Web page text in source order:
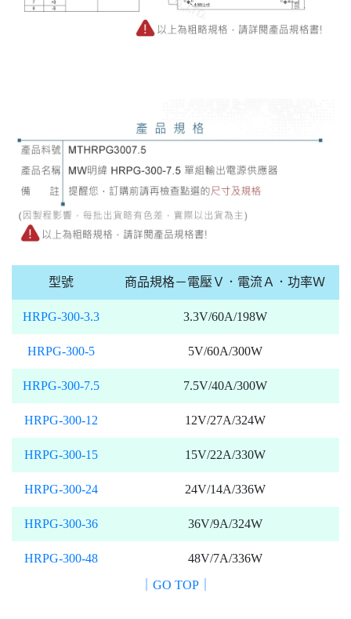
型號 商品規格－電壓Ｖ．電流Ａ．功率Ｗ
HRPG-300-3.3 3.3V/60A/198W
HRPG-300-5 5V/60A/300W
HRPG-300-7.5 7.5V/40A/300W
HRPG-300-12 12V/27A/324W
HRPG-300-15 15V/22A/330W
HRPG-300-24 24V/14A/336W
HRPG-300-36 36V/9A/324W
HRPG-300-48
48V/7A/336W
｜GO TOP｜